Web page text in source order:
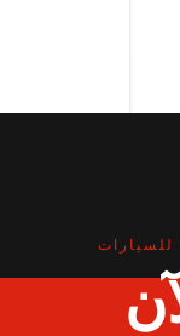
للسيارات